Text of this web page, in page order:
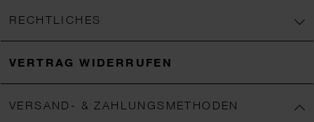
RECHTLICHES
VERTRAG WIDERRUFEN
VERSAND- & ZAHLUNGSMETHODEN